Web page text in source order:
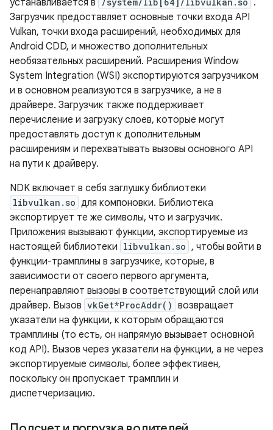
устанавливается в
.
Загрузчик предоставляет основные точки входа API
Vulkan, точки входа расширений, необходимых для
Android CDD, и множество дополнительных
необязательных расширений. Расширения Window
System Integration (WSI) экспортируются загрузчиком
и в основном реализуются в загрузчике, а не в
драйвере. Загрузчик также поддерживает
перечисление и загрузку слоев, которые могут
предоставлять доступ к дополнительным
расширениям и перехватывать вызовы основного API
на пути к драйверу.
NDK включает в себя заглушку библиотеки
libvulkan.so для компоновки. Библиотека
экспортирует те же символы, что и загрузчик.
Приложения вызывают функции, экспортируемые из
настоящей библиотеки libvulkan.so , чтобы войти в
функции-трамплины в загрузчике, которые, в
зависимости от своего первого аргумента,
перенаправляют вызовы в соответствующий слой или
драйвер. Вызов vkGet*ProcAddr() возвращает
указатели на функции, к которым обращаются
трамплины (то есть, он напрямую вызывает основной
код API). Вызов через указатели на функции, а не через
экспортируемые символы, более эффективен,
поскольку он пропускает трамплин и
диспетчеризацию.